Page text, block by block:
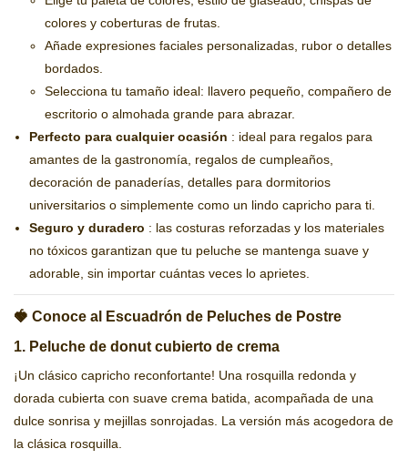
colores y coberturas de frutas.
Añade expresiones faciales personalizadas, rubor o detalles
bordados.
Selecciona tu tamaño ideal: llavero pequeño, compañero de
escritorio o almohada grande para abrazar.
Perfecto para cualquier ocasión : ideal para regalos para
amantes de la gastronomía, regalos de cumpleaños,
decoración de panaderías, detalles para dormitorios
universitarios o simplemente como un lindo capricho para ti.
Seguro y duradero : las costuras reforzadas y los materiales
no tóxicos garantizan que tu peluche se mantenga suave y
adorable, sin importar cuántas veces lo aprietes.
🍓 Conoce al Escuadrón de Peluches de Postre
1. Peluche de donut cubierto de crema
¡Un clásico capricho reconfortante! Una rosquilla redonda y
dorada cubierta con suave crema batida, acompañada de una
dulce sonrisa y mejillas sonrojadas. La versión más acogedora de
la clásica rosquilla.